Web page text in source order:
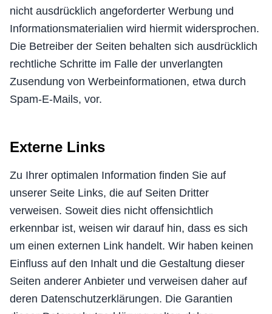
nicht ausdrücklich angeforderter Werbung und
Informationsmaterialien wird hiermit widersprochen.
Die Betreiber der Seiten behalten sich ausdrücklich
rechtliche Schritte im Falle der unverlangten
Zusendung von Werbeinformationen, etwa durch
Spam-E-Mails, vor.
Externe Links
Zu Ihrer optimalen Information finden Sie auf
unserer Seite Links, die auf Seiten Dritter
verweisen. Soweit dies nicht offensichtlich
erkennbar ist, weisen wir darauf hin, dass es sich
um einen externen Link handelt. Wir haben keinen
Einfluss auf den Inhalt und die Gestaltung dieser
Seiten anderer Anbieter und verweisen daher auf
deren Datenschutzerklärungen. Die Garantien